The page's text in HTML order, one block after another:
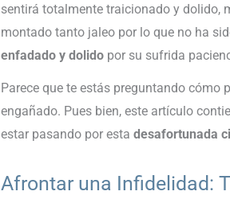
sentirá totalmente traicionado y dolido,
montado tanto jaleo por lo que no ha
enfadado y dolidopor su sufrida
Parece que te estás preguntando cómo
engañado. Pues bien, este artículo
estar pasando por esta desafortunada
Afrontar una Infidelidad: